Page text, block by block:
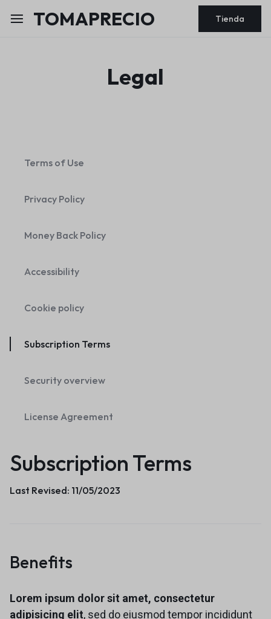
TOMAPRECIO Tienda
Legal
Terms of Use
Privacy Policy
Money Back Policy
Accessibility
Cookie policy
Subscription Terms
Security overview
License Agreement
Subscription Terms
Last Revised: 11/05/2023
Benefits
Lorem ipsum dolor sit amet, consectetur
adipisicing elit, sed do eiusmod tempor incididunt